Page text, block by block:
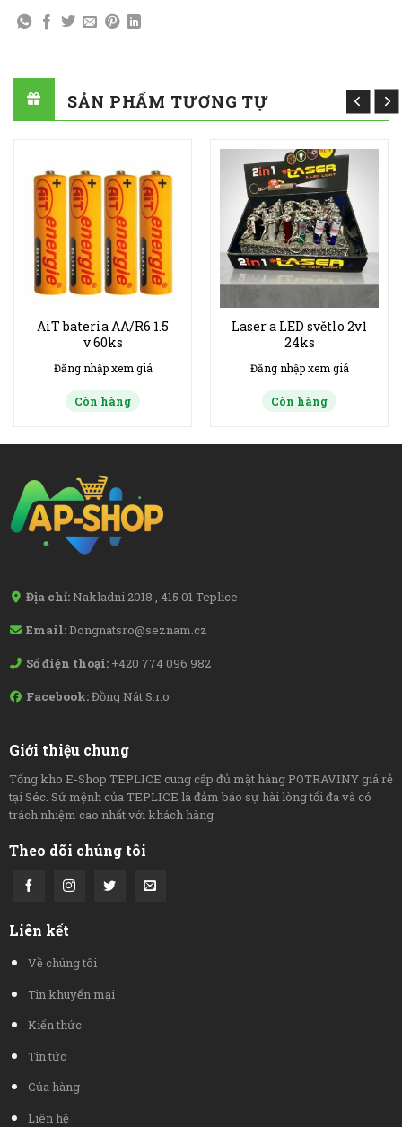
SẢN PHẨM TƯƠNG TỰ
AiT bateria AA/R6 1.5
v 60ks
Đăng nhập xem giá
Còn hàng
Laser a LED světlo 2v1
24ks
Đăng nhập xem giá
Còn hàng
Địa chỉ: Nakladni 2018 , 415 01 Teplice
Email:Dongnatsro@seznam.cz
Số điện thoại: +420 774 096 982
Facebook:Đồng Nát S.r.o
Giới thiệu chung
Tổng kho E-Shop TEPLICE cung cấp đủ mặt hàng POTRAVINY giá rẻ
tại Séc. Sứ mệnh của TEPLICE là đảm bảo sự hài lòng tối đa và có
trách nhiệm cao nhất với khách hàng
Theo dõi chúng tôi
Liên kết
Về chúng tôi
Tin khuyến mại
Kiến thức
Tin tức
Của hàng
Liên hệ